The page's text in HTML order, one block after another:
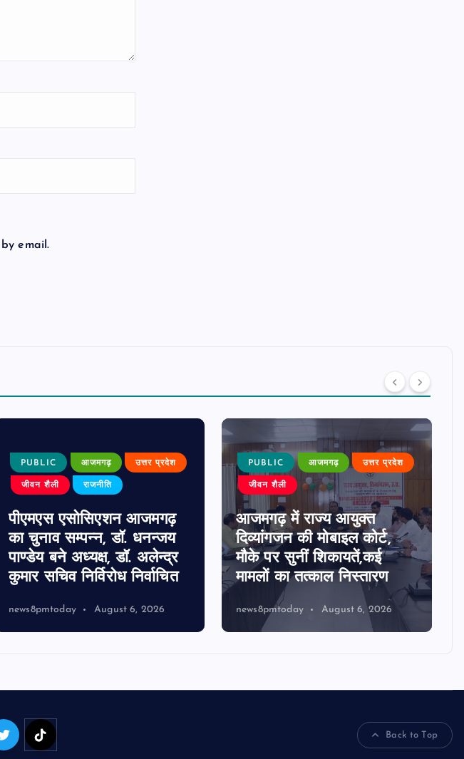
email.
PUBLIC आजमगढ़ उत्तर प्रदेश
जीवन शैली राजनीति
पीएमएस एसोसिएशन आजमगढ़
का चुनाव सम्पन्न, डॉ. धनन्जय
पाण्डेय बने अध्यक्ष, डॉ. अलेन्द्र
कुमार सचिव निर्विरोध निर्वाचित
news8pmtoday August 6, 2026
PUBLIC आजमगढ़ उत्तर प्रदेश
जीवन शैली
आजमगढ़ में राज्य आयुक्त
दिव्यांगजन की मोबाइल कोर्ट,
मौके पर सुनीं शिकायतें,कई
मामलों का तत्काल निस्तारण
news8pmtoday August 6, 2026
Back to Top